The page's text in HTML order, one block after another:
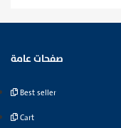
صفحات عامة
Best seller
Cart